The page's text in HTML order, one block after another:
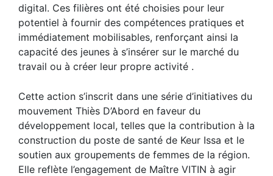
digital. Ces filières ont été choisies pour leur
potentiel à fournir des compétences pratiques et
immédiatement mobilisables, renforçant ainsi la
capacité des jeunes à s’insérer sur le marché du
travail ou à créer leur propre activité .
Cette action s’inscrit dans une série d’initiatives du
mouvement Thiès D’Abord en faveur du
développement local, telles que la contribution à la
construction du poste de santé de Keur Issa et le
soutien aux groupements de femmes de la région.
Elle reflète l’engagement de Maître VITIN à agir